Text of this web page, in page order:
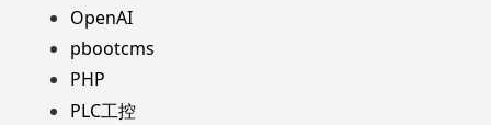
OpenAI
pbootcms
PHP
PLC工控